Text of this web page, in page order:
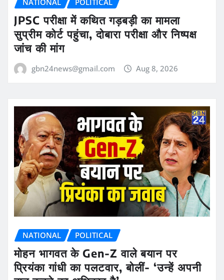
JPSC परीक्षा में कथित गड़बड़ी का मामला
सुप्रीम कोर्ट पहुंचा, दोबारा परीक्षा और निष्पक्ष
जांच की मांग
gbn24news@gmail.com Aug 8, 2026
NATIONAL POLITICAL
मोहन भागवत के Gen-Z वाले बयान पर
प्रियंका गांधी का पलटवार, बोलीं- ‘उन्हें अपनी